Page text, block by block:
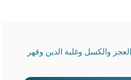
والكسل وغلبة الدين وقهر